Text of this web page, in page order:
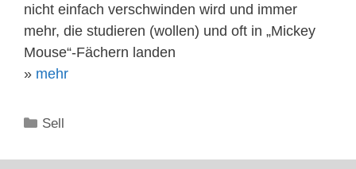
nicht einfach verschwinden wird und immer
mehr, die studieren (wollen) und oft in „Mickey
Mouse“-Fächern landen
» mehr
Kategorien
Sell